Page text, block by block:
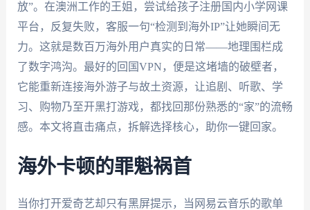
放”。在澳洲工作的王姐，尝试给孩子注册国内小学网课
平台，反复失败，客服一句“检测到海外IP”让她瞬间无
力。这就是数百万海外用户真实的日常——地理围栏成
了数字鸿沟。最好的回国VPN，便是这堵墙的破壁者，
它能重新连接海外游子与故土资源，让追剧、听歌、学
习、购物乃至开黑打游戏，都找回那份熟悉的“家”的流畅
感。本文将直击痛点，拆解选择核心，助你一键回家。
海外卡顿的罪魁祸首
当你打开爱奇艺却只有黑屏提示，当网易云音乐的歌单